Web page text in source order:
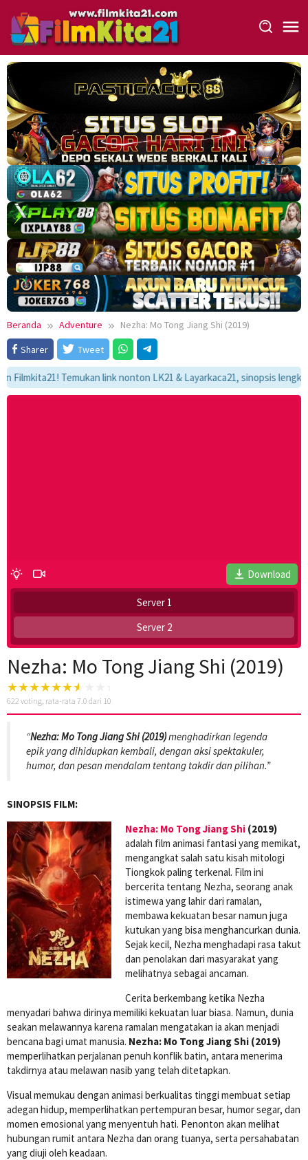
konten
Beranda Adventure
Nezha: Mo Tong Jiang Shi (2019)
Sharer
Tweet
Temukan link nonton LK21 & Layarkaca21, sinopsis
Download
Server 1
Server 2
Nezha: Mo Tong Jiang Shi (2019)
622 voting, rata-rata 7.0 dari 10
“Nezha: Mo Tong Jiang Shi (2019)menghadirkan legenda
epik yang dihidupkan kembali, dengan aksi spektakuler,
humor, dan pesan mendalam tentang takdir dan pilihan.”
SINOPSIS FILM:
Nezha: Mo Tong Jiang Shi (2019)
adalah film animasi fantasi yang memikat,
mengangkat salah satu kisah mitologi
Tiongkok paling terkenal. Film ini
bercerita tentang Nezha, seorang anak
istimewa yang lahir dari ramalan,
membawa kekuatan besar namun juga
kutukan yang bisa menghancurkan dunia.
Sejak kecil, Nezha menghadapi rasa takut
dan penolakan dari masyarakat yang
melihatnya sebagai ancaman.
Cerita berkembang ketika Nezha
menyadari bahwa dirinya memiliki kekuatan luar biasa. Namun, dunia
seakan melawannya karena ramalan mengatakan ia akan menjadi
bencana bagi umat manusia. Nezha: Mo Tong Jiang Shi (2019)
memperlihatkan perjalanan penuh konflik batin, antara menerima
takdirnya atau melawan nasib yang telah ditetapkan.
Visual memukau dengan animasi berkualitas tinggi membuat setiap
adegan hidup, memperlihatkan pertempuran besar, humor segar, dan
momen emosional yang menyentuh hati. Penonton akan melihat
hubungan rumit antara Nezha dan orang tuanya, serta persahabatan
yang diuji oleh keadaan.